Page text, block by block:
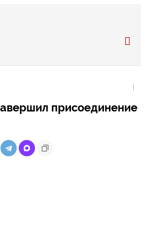
присоединение